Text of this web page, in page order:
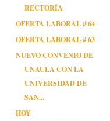
RECTORÍA
OFERTA LABORAL # 64
OFERTA LABORAL # 63
NUEVO CONVENIO DE
UNAULA CON LA
UNIVERSIDAD DE
SAN...
HOY